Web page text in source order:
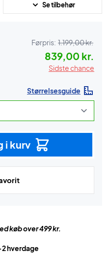
Se tilbehør
Førpris: 1.199,00 kr.
839,00 kr.
Sidste chance
Størrelsesguide
i kurv
køb over 499 kr.
hverdage